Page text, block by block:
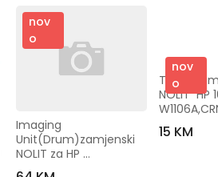
nov
o
Imaging
Unit(Drum)zamjenski
NOLIT za HP
W1120A/CLP360 (120A)
nov
o
Toner
NOLIT  HP
15 KM